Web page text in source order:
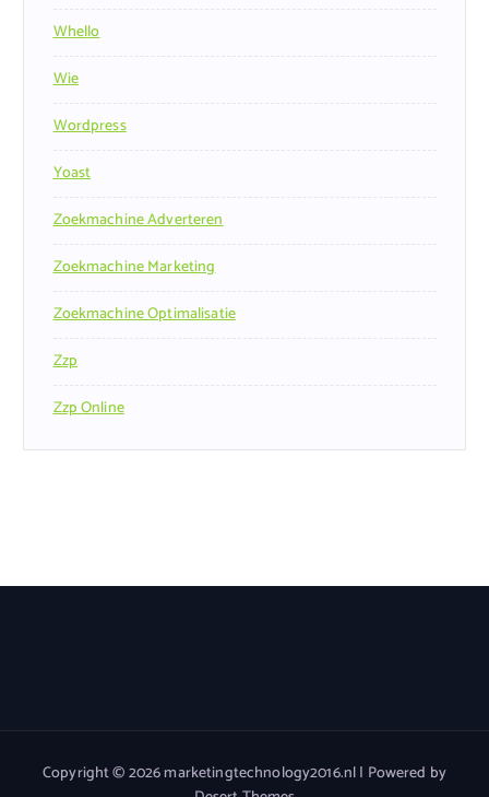
Whello
Wie
Wordpress
Yoast
Zoekmachine Adverteren
Zoekmachine Marketing
Zoekmachine Optimalisatie
Zzp
Zzp Online
Copyright © 2026 marketingtechnology2016.nl | Powered by